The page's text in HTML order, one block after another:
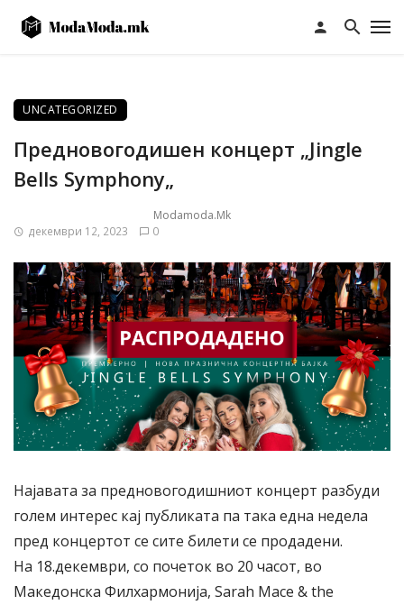
UNCATEGORIZED
Предновогодишен концерт „Jingle
Bells Symphony„
Modamoda.mk
декември 12, 2023
0
Најавата за предновогодишниот концерт разбуди
голем интерес кај публиката па така една недела
пред концертот се сите билети се продадени.
На 18.декември, со почеток во 20 часот, во
Македонска Филхармонија, Sarah Mace & the